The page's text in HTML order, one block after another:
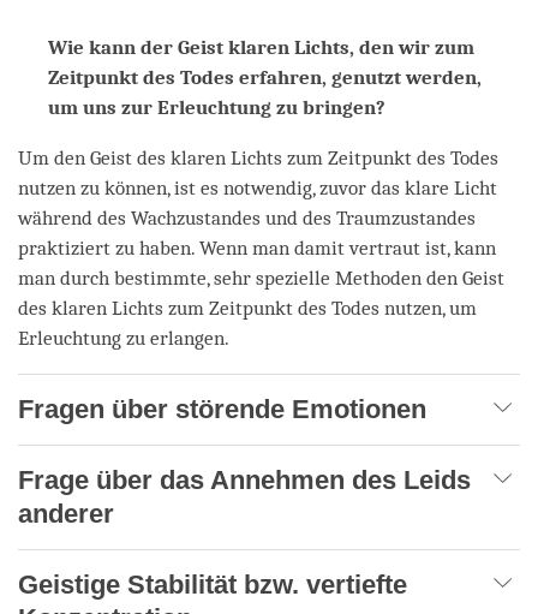
Wie kann der Geist klaren Lichts, den wir zum
Zeitpunkt des Todes erfahren, genutzt werden,
um uns zur Erleuchtung zu bringen?
Um den Geist des klaren Lichts zum Zeitpunkt des Todes
nutzen zu können, ist es notwendig, zuvor das klare Licht
während des Wachzustandes und des Traumzustandes
praktiziert zu haben. Wenn man damit vertraut ist, kann
man durch bestimmte, sehr spezielle Methoden den Geist
des klaren Lichts zum Zeitpunkt des Todes nutzen, um
Erleuchtung zu erlangen.
Fragen über störende Emotionen
Frage über das Annehmen des Leids
anderer
Geistige Stabilität bzw. vertiefte